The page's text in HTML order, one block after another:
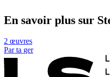
En savoir plus sur
2 œuvres
Par ta ger